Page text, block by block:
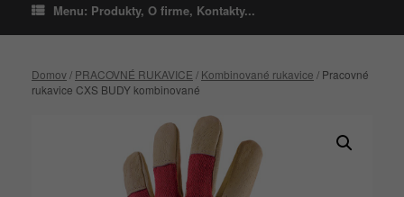
Menu: Produkty, O firme, Kontakty...
Domov/ PRACOVNÉ RUKAVICE / Kombinované rukavice / Pracovné
rukavice CXS BUDY kombinované